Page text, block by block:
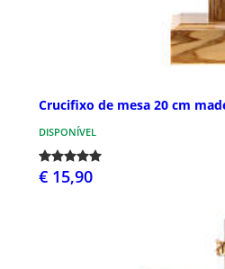
Crucifixo de mesa 20 cm
DISPONÍVEL
€ 15,90